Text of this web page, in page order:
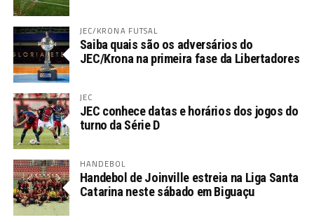
JEC/KRONA FUTSAL
Saiba quais são os adversários do
JEC/Krona na primeira fase da Libertadores
JEC
JEC conhece datas e horários dos jogos do
turno da Série D
HANDEBOL
Handebol de Joinville estreia na Liga Santa
Catarina neste sábado em Biguaçu